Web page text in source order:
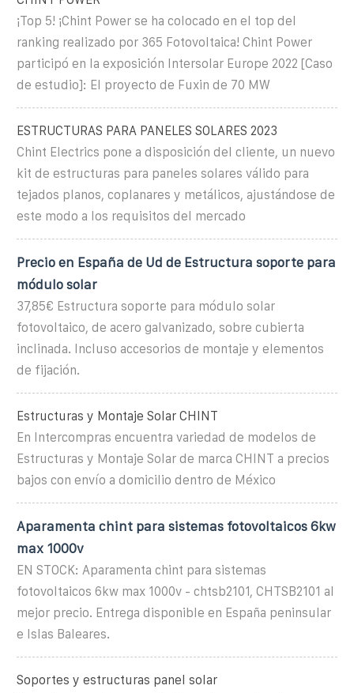
¡Top 5! ¡Chint Power se ha colocado en el top del
ranking realizado por 365 Fotovoltaica! Chint Power
participó en la exposición Intersolar Europe 2022 [Caso
de estudio]: El proyecto de Fuxin de 70 MW
ESTRUCTURAS PARA PANELES SOLARES 2023
Chint Electrics pone a disposición del cliente, un nuevo
kit de estructuras para paneles solares válido para
tejados planos, coplanares y metálicos, ajustándose de
este modo a los requisitos del mercado
Precio en España de Ud de Estructura soporte para
módulo solar
37,85€ Estructura soporte para módulo solar
fotovoltaico, de acero galvanizado, sobre cubierta
inclinada. Incluso accesorios de montaje y elementos
de fijación.
Estructuras y Montaje Solar CHINT
En Intercompras encuentra variedad de modelos de
Estructuras y Montaje Solar de marca CHINT a precios
bajos con envío a domicilio dentro de México
Aparamenta chint para sistemas fotovoltaicos 6kw
max 1000v
EN STOCK: Aparamenta chint para sistemas
fotovoltaicos 6kw max 1000v - chtsb2101, CHTSB2101 al
mejor precio. Entrega disponible en España peninsular
e Islas Baleares.
Soportes y estructuras panel solar